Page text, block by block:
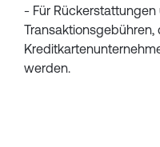
- Für
Transaktionsgebühren,
werden.